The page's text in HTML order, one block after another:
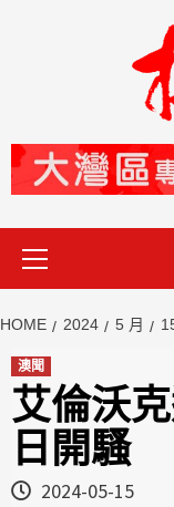
HOME 2024 5 月
澳聞
艾倫沃
日開騷
2024-05-15